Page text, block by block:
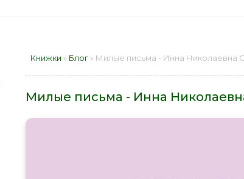
Книжки » Блог » Милые письма - Инна Николаевна
Милые письма - Инна